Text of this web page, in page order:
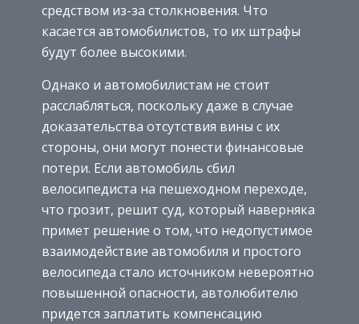
средством из-за столкновения. Что
касается автомобилистов, то их штрафы
будут более высокими.
Однако и автомобилистам не стоит
расслабляться, поскольку даже в случае
доказательства отсутствия вины с их
стороны, они могут понести финансовые
потери. Если автомобиль сбил
велосипедиста на пешеходном переходе,
что грозит, решит суд, который наверняка
примет решение о том, что недопустимое
взаимодействие автомобиля и простого
велосипеда стало источником невероятно
повышенной опасности, автолюбителю
придется заплатить компенсацию